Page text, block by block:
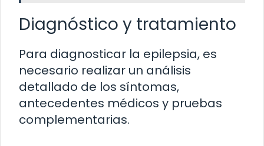
Diagnóstico y tratamiento
Para diagnosticar la epilepsia, es
necesario realizar un análisis
detallado de los síntomas,
antecedentes médicos y pruebas
complementarias.